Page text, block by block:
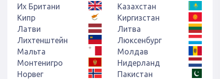
Их Британи
Казахстан
Кипр
Киргизстан
Латви
Литва
Лихтенштейн
Люксенбург
Мальта
Молдав
Монтенигро
Нидерланд
Норвег
Пакистан